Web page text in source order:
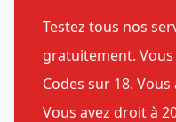
Testez tous nos
gratuitement. Vous
Codes sur 18.
Vous avez droit à